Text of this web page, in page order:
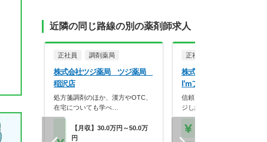
近隣の同じ路線の別の薬剤師求人
正社員 調剤薬局
株式会社ツジ薬局 ツジ薬局
稲沢店
処方箋調剤のほか、漢方やOTC、
在宅についても学べ…
【月収】30.0万円～50.0万
円
正社員
株式会社ファイン総合研
I’mファイン薬局
信頼と絆を大切に、常にチャ
ジし続ける気持ちを応…